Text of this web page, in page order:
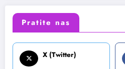
Pratite nas
X (Twitter)